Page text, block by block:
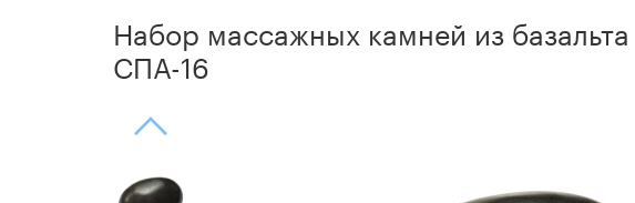
Набор массажных камней из базальта
СПА-16